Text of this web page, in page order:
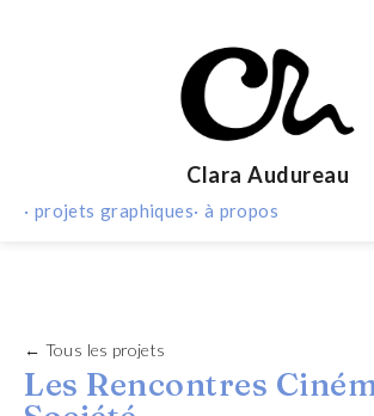
Clara Audureau
· projets graphiques· à propos
← Tous les projets
Les Rencontres